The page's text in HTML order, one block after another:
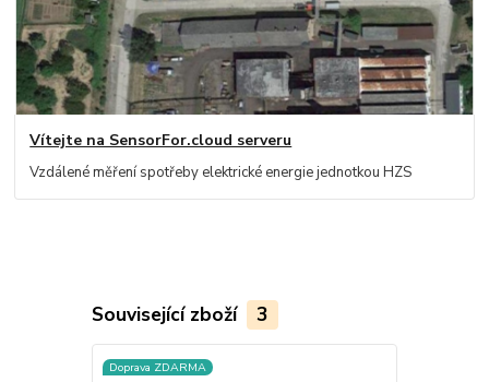
Vítejte na SensorFor.cloud serveru
Vzdálené měření spotřeby elektrické energie jednotkou HZS
Související zboží 3
Doprava ZDARMA